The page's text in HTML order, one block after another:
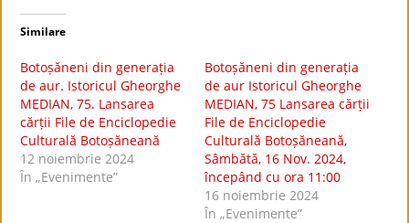
Similare
Botoșăneni din generația
de aur. Istoricul Gheorghe
MEDIAN, 75. Lansarea
cărții File de Enciclopedie
Culturală Botoșăneană
12 noiembrie 2024
În „Evenimente”
Botoșăneni din generația
de aur Istoricul Gheorghe
MEDIAN, 75 Lansarea cărții
File de Enciclopedie
Culturală Botoșăneană,
Sâmbătă, 16 Nov. 2024,
începând cu ora 11:00
16 noiembrie 2024
În „Evenimente”